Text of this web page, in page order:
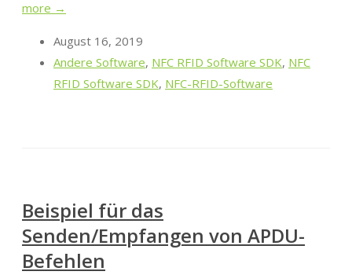
more →
August 16, 2019
Andere Software, NFC RFID Software SDK, NFC
RFID Software SDK, NFC-RFID-Software
Beispiel für das
Senden/Empfangen von APDU-
Befehlen